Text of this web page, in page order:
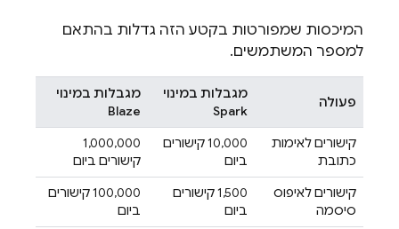
המיכסות שמפורטות בקטע הזה גדלות בהתאם
למספר המשתמשים.
פעולה
מגבלות במינוי
Spark
מגבלות במינוי
Blaze
קישורים לאימות
כתובת
‫10,000 קישורים
ביום
‫1,000,000
קישורים ביום
קישורים לאיפוס
סיסמה
‫1,500 קישורים
ביום
‫100,000 קישורים
ביום